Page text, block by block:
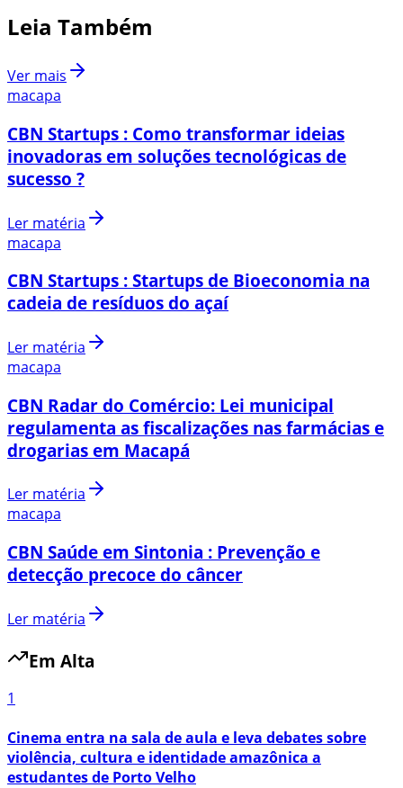
Leia Também
Ver mais
macapa
CBN Startups : Como transformar ideias
inovadoras em soluções tecnológicas de
sucesso ?
Ler matéria
macapa
CBN Startups : Startups de Bioeconomia na
cadeia de resíduos do açaí
Ler matéria
macapa
CBN Radar do Comércio: Lei municipal
regulamenta as fiscalizações nas farmácias e
drogarias em Macapá
Ler matéria
macapa
CBN Saúde em Sintonia : Prevenção e
detecção precoce do câncer
Ler matéria
Em Alta
1
Cinema entra na sala de aula e leva debates sobre
violência, cultura e identidade amazônica a
estudantes de Porto Velho